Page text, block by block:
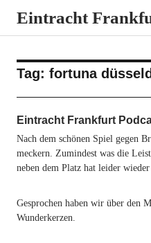
Eintracht
Tag: fortuna
Eintracht Frankfurt
Nach dem schönen Spiel gegen
meckern. Zumindest was die
neben dem Platz hat leider
Gesprochen haben wir über den
Wunderkerzen.